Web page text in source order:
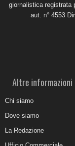
giornalistica registrata
aut. n° 4553
Altre informazioni
Chi siamo
Dove siamo
La Redazione